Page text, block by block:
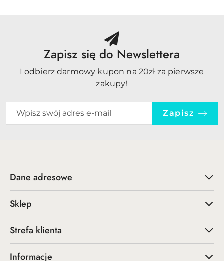
Zapisz się do Newslettera
I odbierz darmowy kupon na 20zł za pierwsze
zakupy!
Zapisz
Dane adresowe
Sklep
Strefa klienta
Informacje